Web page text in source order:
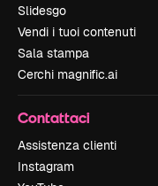
Slidesgo
Vendi i tuoi contenuti
Sala stampa
Cerchi magnific.ai
Contattaci
Assistenza clienti
Instagram